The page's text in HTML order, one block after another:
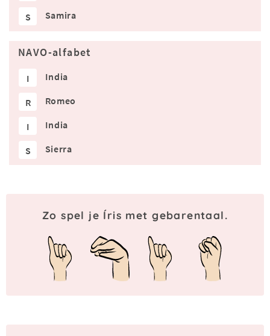
S Samira
NAVO-alfabet
I India
R Romeo
I India
S Sierra
Zo spel je Íris met gebarentaal.